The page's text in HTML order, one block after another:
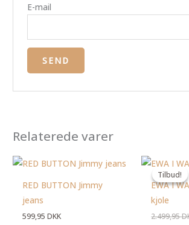
E-mail
Relaterede varer
RED BUTTON Jimmy
jeans
599,95DKK
Tilbud!
Tilbud!
EWA I
kjole
2.499,95